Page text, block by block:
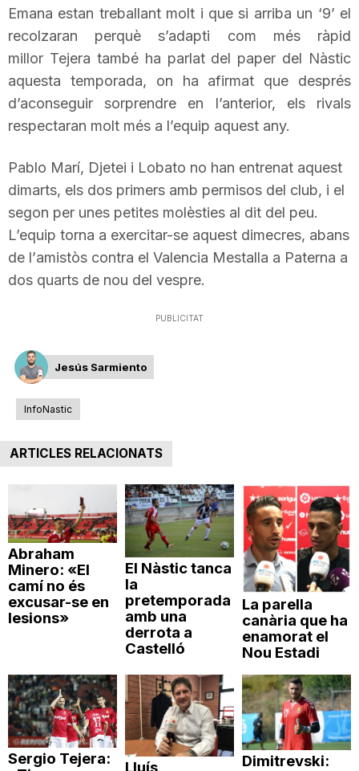
Emana estan treballant molt i que si arriba un ‘9’ el
recolzaran perquè s’adapti com més ràpid
millor Tejera també ha parlat del paper del Nàstic
aquesta temporada, on ha afirmat que després
d’aconseguir sorprendre en l’anterior, els rivals
respectaran molt més a l’equip aquest any.
Pablo Marí, Djetei i Lobato no han entrenat aquest
dimarts, els dos primers amb permisos del club, i el
segon per unes petites molèsties al dit del peu.
L’equip torna a exercitar-se aquest dimecres, abans
de l’amistòs contra el Valencia Mestalla a Paterna a
dos quarts de nou del vespre.
PUBLICITAT
Jesús Sarmiento
InfoNastic
ARTICLES RELACIONATS
Abraham
Minero: «El
camí no és
excusar-se en
lesions»
El Nàstic tanca
la
pretemporada
amb una
derrota a
Castelló
La parella
canària que ha
enamorat el
Nou Estadi
Sergio Tejera:
Dimitrevski: